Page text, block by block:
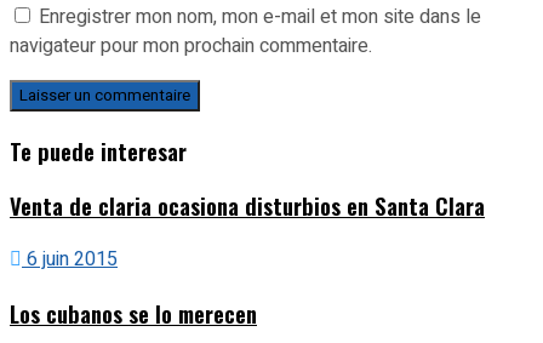
Enregistrer mon nom, mon e-mail et mon site dans le
navigateur pour mon prochain commentaire.
Te puede interesar
Venta de claria ocasiona disturbios en Santa Clara
6 juin 2015
Los cubanos se lo merecen